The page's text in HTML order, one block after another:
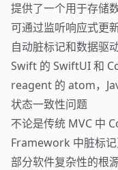
提供了一个用于存储
可通过监听响应式更
自动脏标记和数据驱
Swift 的 SwiftUI 和
reagent 的 atom，
状态一致性问题
不论是传统 MVC 中
Framework 中脏标记
部分软件复杂性的根